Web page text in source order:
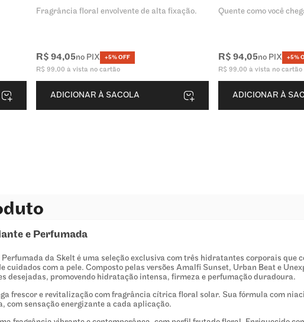
Fragrância floral envolvente de alta fixação.
R$ 94,05no PIX +5% OFF
R$ 99,00 à vista no cartão
ADICIONAR À SACOLA
Quente como você
R$ 94,05no PIX +5%
R$ 99,00 à vista no cartão
ADICIONAR À
e Perfumada
da Skelt é uma seleção exclusiva com três hidratantes corporais
com a pele. Composto pelas versões Amalfi Sunset, Urban Beat e
desejadas, promovendo hidratação intensa, firmeza e perfumação duradoura.
frescor e revitalização com fragrância cítrica floral solar. Sua fórmula com
com sensação energizante a cada aplicação.